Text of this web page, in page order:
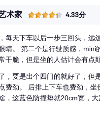
也为守护这个蓝色星球贡献
术家 4.33分
每天下车以后一步三回头，
睛。 第二个是行驶质感，
干脆，但是坐的人估计会有点
圆屏真的非常有特点，而且清
简陋了，说是留给我们自己
是模拟声浪，一开始觉得这
音乐播放配合的很好，就好像
，要是出个四门的就好了，
费劲。 后排上下车也费劲，
，这蓝色防撞垫就20cm宽，